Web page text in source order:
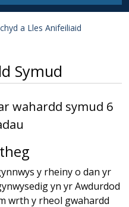
a Lles Anifeiliaid
Symud
wahardd symud 6
y rheiny o dan yr
yn yr Awdurdod
wrth y rheol gwahardd